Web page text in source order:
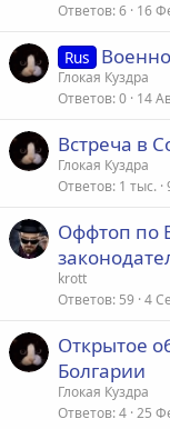
Ответов 6 16
Rus
Глокая Куздра
Ответов 0 14
Встреча в
Глокая Куздра
Ответов 1 тыс.
Оффтоп по
krott
Ответов 59 4
Открытое
Болгарии
Глокая Куздра
Ответов 4 25